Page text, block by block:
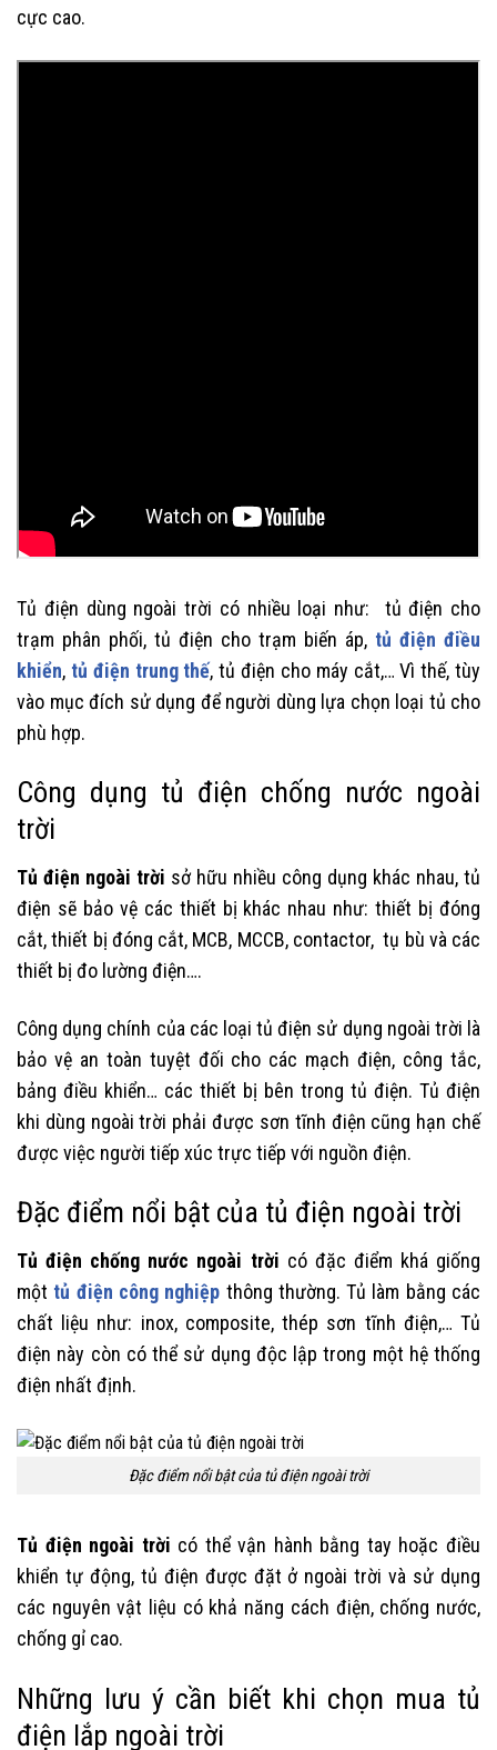
cực cao.
Tủ điện dùng ngoài trời có nhiều loại như: tủ điện cho
trạm phân phối, tủ điện cho trạm biến áp, tủ điện điều
khiển, tủ điện trung thế, tủ điện cho máy cắt,… Vì thế, tùy
vào mục đích sử dụng để người dùng lựa chọn loại tủ cho
phù hợp.
Công dụng tủ điện chống nước ngoài
trời
Tủ điện ngoài trời sở hữu nhiều công dụng khác nhau, tủ
điện sẽ bảo vệ các thiết bị khác nhau như: thiết bị đóng
cắt, thiết bị đóng cắt, MCB, MCCB, contactor, tụ bù và các
thiết bị đo lường điện….
Công dụng chính của các loại tủ điện sử dụng ngoài trời là
bảo vệ an toàn tuyệt đối cho các mạch điện, công tắc,
bảng điều khiển… các thiết bị bên trong tủ điện. Tủ điện
khi dùng ngoài trời phải được sơn tĩnh điện cũng hạn chế
được việc người tiếp xúc trực tiếp với nguồn điện.
Đặc điểm nổi bật của tủ điện ngoài trời
Tủ điện chống nước ngoài trời có đặc điểm khá giống
một tủ điện công nghiệp thông thường. Tủ làm bằng các
chất liệu như: inox, composite, thép sơn tĩnh điện,… Tủ
điện này còn có thể sử dụng độc lập trong một hệ thống
điện nhất định.
Đặc điểm nổi bật của tủ điện ngoài trời
Tủ điện ngoài trời có thể vận hành bằng tay hoặc điều
khiển tự động, tủ điện được đặt ở ngoài trời và sử dụng
các nguyên vật liệu có khả năng cách điện, chống nước,
chống gỉ cao.
Những lưu ý cần biết khi chọn mua tủ
điện lắp ngoài trời